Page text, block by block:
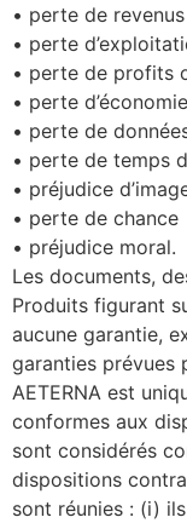
• perte de
• perte
• perte de profits
• perte
• perte de
• perte de temps
• préjudice
• perte de chance
• préjudice moral.
Les documents,
Produits figurant
aucune garantie,
garanties prévues
AETERNA est
conformes aux
sont considérés
dispositions
sont réunies : (i)